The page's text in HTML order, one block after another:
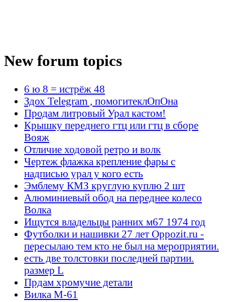
New forum topics
6 ю 8 = истрёж 48
Здох Telegram , помогитеклОпОна
Продам литровый Урал кастом!
Крышку переднего гтц или гтц в сборе
Вояж
Отличие ходовой ретро и волк
Чертеж флажка крепление фары с
надписью урал у кого есть
Эмблему КМЗ круглую куплю 2 шт
Алюминиевый обод на переднее колесо
Волка
Ищутся владельцы ранних м67 1974 год
Футболки и нашивки 27 лет Oppozit.ru -
пересылаю тем кто не был на мероприятии.
есть две толстовки последней партии.
размер L
Прдам хромучие детали
Вилка М-61